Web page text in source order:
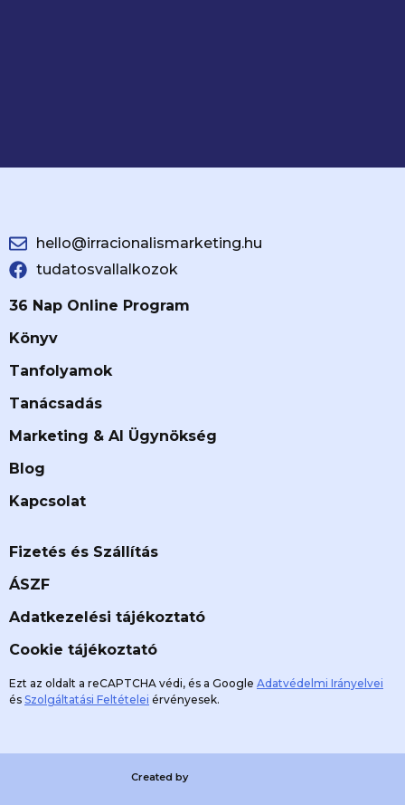
hello@irracionalismarketing.hu
tudatosvallalkozok
36 Nap Online Program
Könyv
Tanfolyamok
Tanácsadás
Marketing & AI Ügynökség
Blog
Kapcsolat
Fizetés és Szállítás
ÁSZF
Adatkezelési tájékoztató
Cookie tájékoztató
Ezt az oldalt a reCAPTCHA védi, és a Google Adatvédelmi Irányelvei
és Szolgáltatási Feltételei érvényesek.
Created by